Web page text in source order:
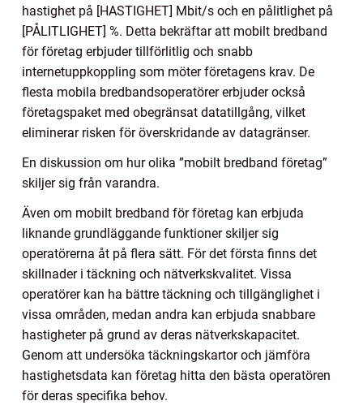
hastighet på [HASTIGHET] Mbit/s och en pålitlighet på
[PÅLITLIGHET] %. Detta bekräftar att mobilt bredband
för företag erbjuder tillförlitlig och snabb
internetuppkoppling som möter företagens krav. De
flesta mobila bredbandsoperatörer erbjuder också
företagspaket med obegränsat datatillgång, vilket
eliminerar risken för överskridande av datagränser.
En diskussion om hur olika ”mobilt bredband företag”
skiljer sig från varandra.
Även om mobilt bredband för företag kan erbjuda
liknande grundläggande funktioner skiljer sig
operatörerna åt på flera sätt. För det första finns det
skillnader i täckning och nätverkskvalitet. Vissa
operatörer kan ha bättre täckning och tillgänglighet i
vissa områden, medan andra kan erbjuda snabbare
hastigheter på grund av deras nätverkskapacitet.
Genom att undersöka täckningskartor och jämföra
hastighetsdata kan företag hitta den bästa operatören
för deras specifika behov.